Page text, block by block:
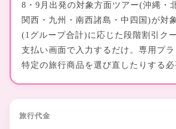
8・9月出発の対象方面ツアー(沖縄・
関西・九州・南西諸島・中四国)が対
(1グループ合計)に応じた段階割引ク
支払い画面で入力するだけ。専用プラ
特定の旅行商品を選び直したりする必